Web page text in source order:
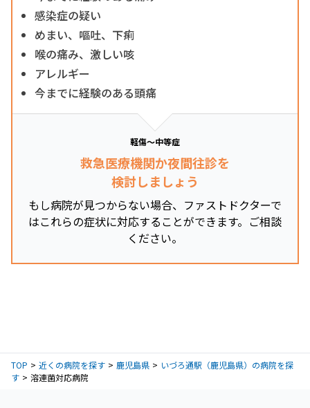
感染症の疑い
めまい、嘔吐、下痢
喉の痛み、激しい咳
アレルギー
今までに経験のある頭痛
軽傷～中等症
救急医療機関か夜間往診を
検討しましょう
もし病院が見つからない場合、ファストドクターで
はこれらの症状に対応することができます。ご相談
ください。
TOP 近くの病院を探す 鹿児島県
いづろ通駅（鹿児島県）の病院を探
す
溶連菌対応病院